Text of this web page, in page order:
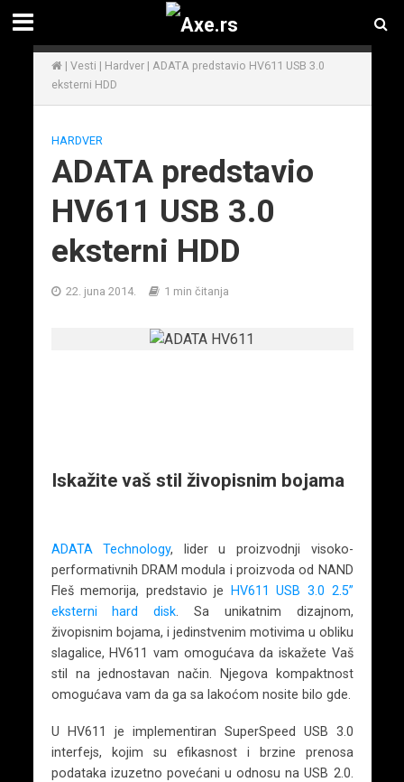
| Vesti | Hardver| ADATA predstavio HV611 USB 3.0
eksterni HDD
HARDVER
ADATA predstavio
HV611 USB 3.0
eksterni HDD
22. juna 2014. 1 min čitanja
Iskažite vaš stil živopisnim bojama
ADATA Technology, lider u proizvodnji visoko-
performativnih DRAM modula i proizvoda od NAND
Fleš memorija, predstavio je
HV611 USB 3.0 2.5”
eksterni hard disk. Sa unikatnim dizajnom,
živopisnim bojama, i jedinstvenim motivima u obliku
slagalice, HV611 vam omogućava da iskažete Vaš
stil na jednostavan način. Njegova kompaktnost
omogućava vam da ga sa lakoćom nosite bilo gde.
U HV611 je implementiran SuperSpeed USB 3.0
interfejs, kojim su efikasnost i brzine prenosa
podataka izuzetno povećani u odnosu na USB 2.0.